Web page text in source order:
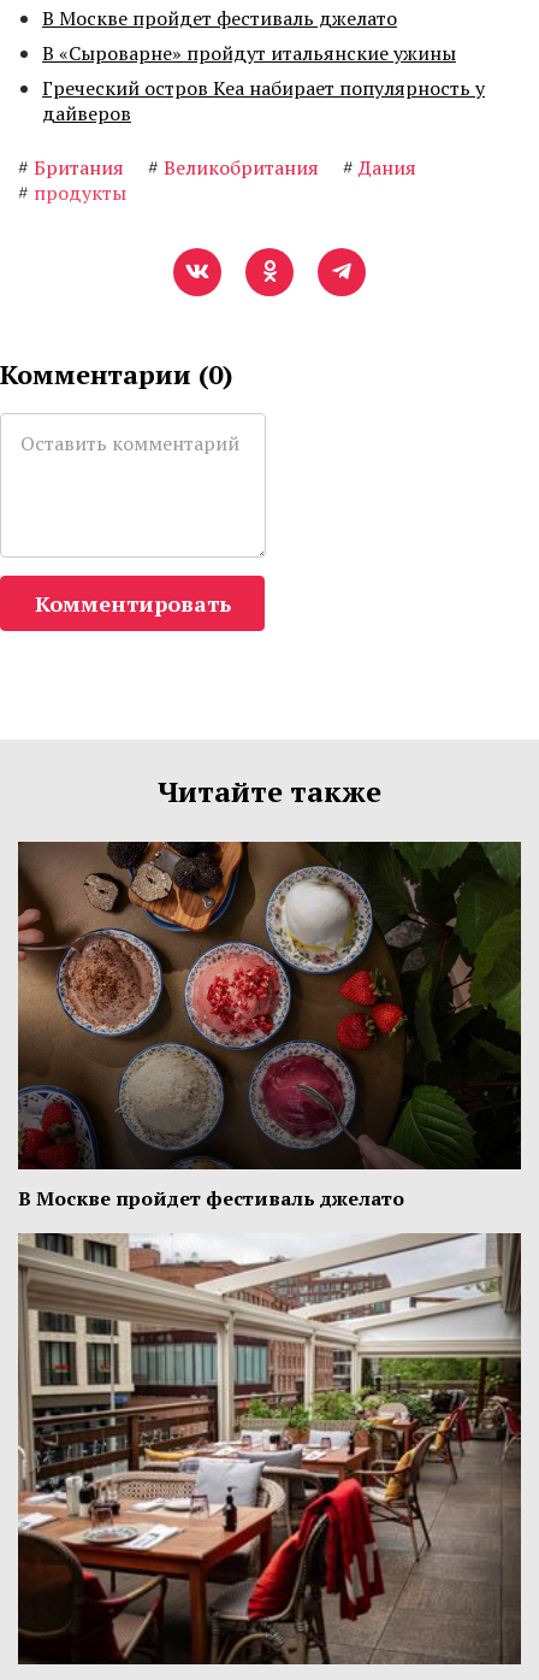
В Москве пройдет фестиваль джелато
В «Сыроварне» пройдут итальянские ужины
Греческий остров Кеа набирает популярность у
дайверов
# Британия # Великобритания # Дания
# продукты
Комментарии (0)
Комментировать
Читайте также
В Москве пройдет фестиваль джелато